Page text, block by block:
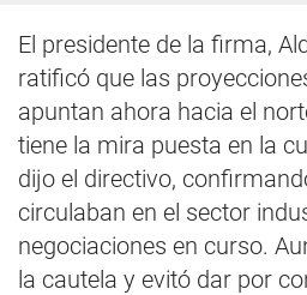
El presidente de la firma,
ratificó que las
apuntan ahora hacia el
tiene la mira puesta en la
dijo el directivo,
circulaban en el sector
negociaciones en curso.
la cautela y evitó dar por